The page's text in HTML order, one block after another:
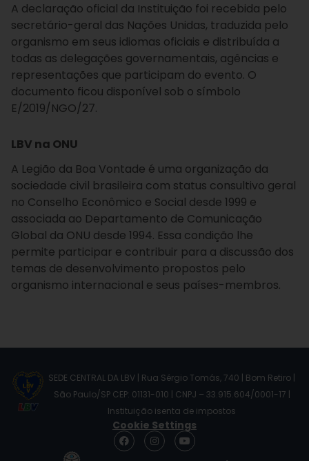
A declaração oficial da Instituição foi recebida pelo
secretário-geral das Nações Unidas, traduzida pelo
organismo em seus idiomas oficiais e distribuída a
todas as delegações governamentais, agências e
representações que participam do evento. O
documento ficou disponível sob o símbolo
E/2019/NGO/27.
LBV na ONU
A Legião da Boa Vontade é uma organização da
sociedade civil brasileira com status consultivo geral
no Conselho Econômico e Social desde 1999 e
associada ao Departamento de Comunicação
Global da ONU desde 1994. Essa condição lhe
permite participar e contribuir para a discussão dos
temas de desenvolvimento propostos pelo
organismo internacional e seus países-membros.
SEDE CENTRAL DA LBV | Rua Sérgio Tomás, 740 | Bom Retiro |
São Paulo/SP CEP: 01131-010 | CNPJ – 33.915.604/0001-17 |
Instituição isenta de impostos
Cookie Settings
F
a
I
n
Y
o